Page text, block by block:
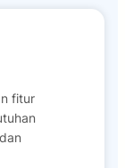
fitur